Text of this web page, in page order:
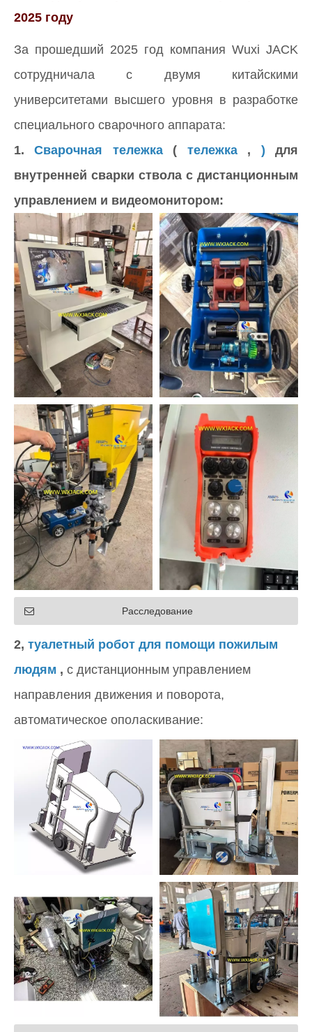
2025 году
За прошедший 2025 год компания Wuxi JACK
сотрудничала с двумя китайскими
университетами высшего уровня в разработке
специального сварочного аппарата:
1.Сварочная тележка ( тележка , )для
внутренней сварки ствола с дистанционным
управлением и видеомонитором:
Расследование
2, туалетный робот для помощи пожилым
людям , с дистанционным управлением
направления движения и поворота,
автоматическое ополаскивание: